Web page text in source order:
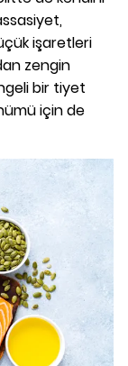
işaretleri
zengin
bir tiyet
için de